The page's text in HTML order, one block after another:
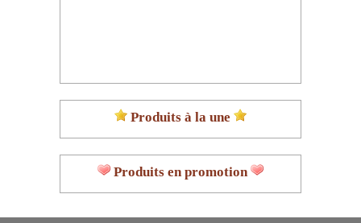
Produits à la une
Produits en promotion